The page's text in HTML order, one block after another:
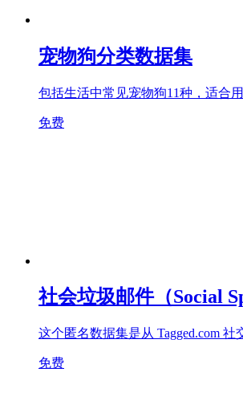
宠物狗分类数据集
包括生活中常见宠物狗11种，适合
免费
社会垃圾邮件（Social
这个匿名数据集是从 Tagged.com 社
免费